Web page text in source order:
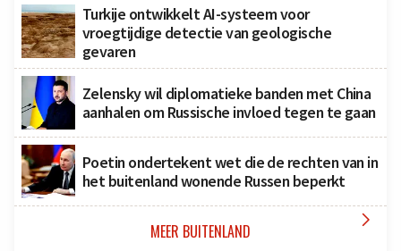
Turkije ontwikkelt AI-systeem voor
vroegtijdige detectie van geologische
gevaren
Zelensky wil diplomatieke banden met China
aanhalen om Russische invloed tegen te gaan
Poetin ondertekent wet die de rechten van in
het buitenland wonende Russen beperkt
MEER BUITENLAND 